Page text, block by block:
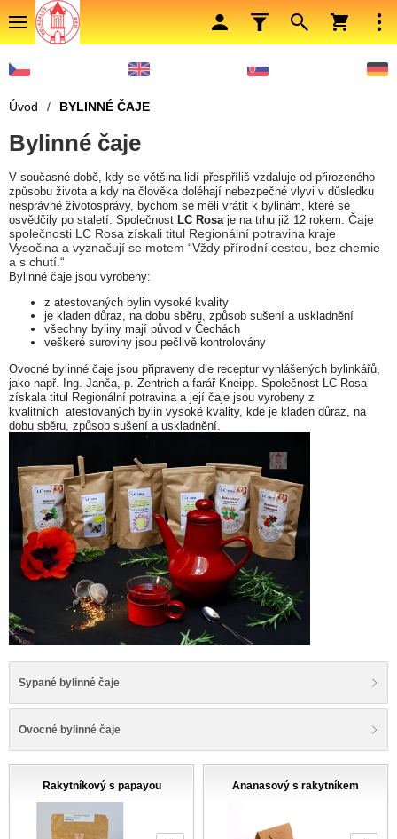
Úvod / BYLINNÉ ČAJE
Bylinné čaje
V současné době, kdy se většina lidí přespříliš vzdaluje od přirozeného
způsobu života a kdy na člověka doléhají nebezpečné vlyvi v důsledku
nesprávné životosprávy, bychom se měli vrátit k bylinám, které se
osvědčily po staletí. Společnost LC Rosa je na trhu již 12 rokem. Čaje
společnosti LC Rosa získali titul Regionální potravina kraje
Vysočina a vyznačují se motem “Vždy přírodní cestou, bez chemie
a s chutí.“
Bylinné čaje jsou vyrobeny:
z atestovaných bylin vysoké kvality
je kladen důraz, na dobu sběru, způsob sušení a uskladnění
všechny byliny mají původ v Čechách
veškeré suroviny jsou pečlivě kontrolovány
Ovocné bylinné čaje jsou připraveny dle receptur vyhlášených bylinkářů,
jako např. Ing. Janča, p. Zentrich a farář Kneipp. Společnost LC Rosa
získala titul Regionální potravina a její čaje jsou vyrobeny z
kvalitních atestovaných bylin vysoké kvality, kde je kladen důraz, na
dobu sběru, způsob sušení a uskladnění.
Sypané bylinné čaje
Ovocné bylinné čaje
Rakytníkový s papayou Ananasový s rakytníkem